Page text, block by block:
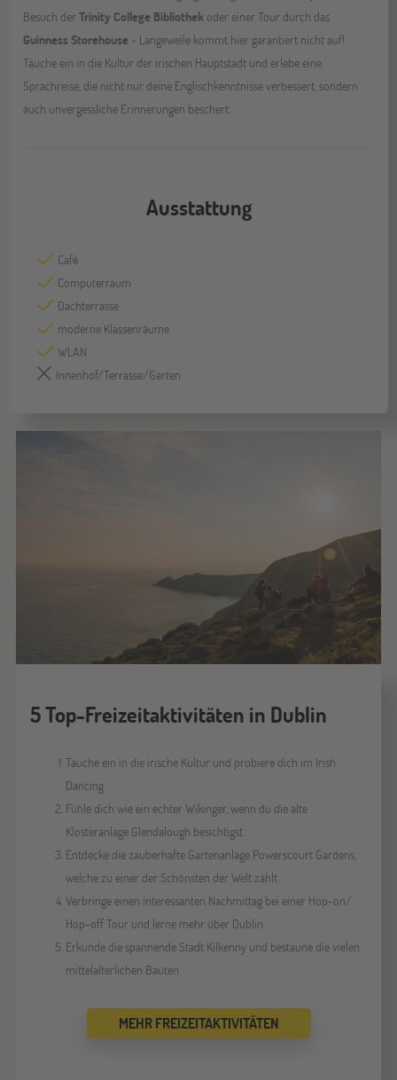
Besuch derTrinity College Bibliothek oder einer Tour durch das
Guinness Storehouse - Langeweile kommt hier garantiert nicht auf!
Tauche ein in die Kultur der irischen Hauptstadt und erlebe eine
Sprachreise, die nicht nur deine Englischkenntnisse verbessert, sondern
auch unvergessliche Erinnerungen beschert.
Ausstattung
Café
Computerraum
Dachterrasse
moderne Klassenräume
WLAN
Innenhof/Terrasse/Garten
5 Top-Freizeitaktivitäten in Dublin
Tauche ein in die irische Kultur und probiere dich im Irish
Dancing.
Fühle dich wie ein echter Wikinger, wenn du die alte
Klosteranlage Glendalough besichtigst.
Entdecke die zauberhafte Gartenanlage Powerscourt Gardens,
welche zu einer der Schönsten der Welt zählt.
Verbringe einen interessanten Nachmittag bei einer Hop-on/
Hop-off Tour und lerne mehr über Dublin.
Erkunde die spannende Stadt Kilkenny und bestaune die vielen
mittelalterlichen Bauten.
MEHR FREIZEITAKTIVITÄTEN